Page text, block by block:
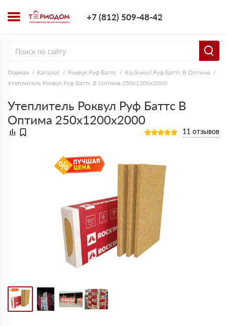
+7 (812) 509-48-42
Главная Каталог Роквул Руф Баттс
Rockwool Руф Баттс В Оптима
Утеплитель Роквул Руф Баттс В Оптима 250х1200х2000
Утеплитель Роквул Руф Баттс В
Оптима 250х1200х2000
11 отзывов